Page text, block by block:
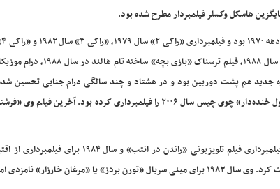
سیلوستر استالونه، «بیلوکسی بولز» اقتباسی از
بود. باتلر در هزاره جدید هم پشت دوربین بود و در هشتاد و چند سالگی درام جنایی
«شکنندگی» یا «سرزمین مجازات» در سال ۲۰۰۱ و کمدی «پول خنده‌دار» چوی چیس سال ۲۰۰۶ را
باتلر با تلویزیون هم بسیار کار کرده بود و سال ۱۹۷۷ برای فیلمبرداری